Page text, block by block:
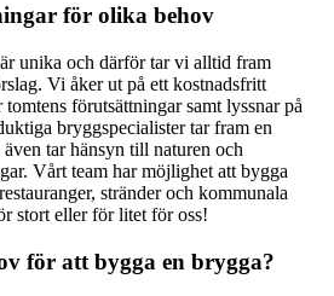
för olika behov
unika och därför tar vi alltid fram
Vi åker ut på ett kostnadsfritt
förutsättningar samt lyssnar på
bryggspecialister tar fram en
tar hänsyn till naturen och
Vårt team har möjlighet att bygga
stränder och kommunala
stort eller för litet för oss!
för att bygga en brygga?